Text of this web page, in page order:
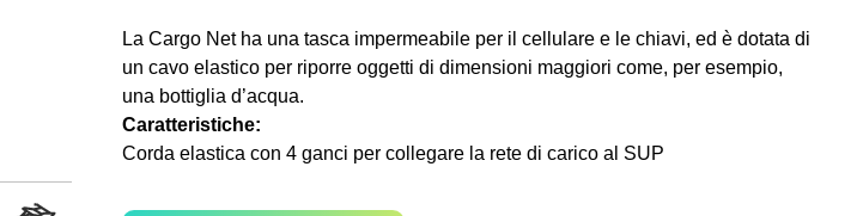
La Cargo Net ha una tasca impermeabile per il cellulare e le chiavi, ed è dotata di
un cavo elastico per riporre oggetti di dimensioni maggiori come, per esempio,
una bottiglia d’acqua.
Caratteristiche:
Corda elastica con 4 ganci per collegare la rete di carico al SUP